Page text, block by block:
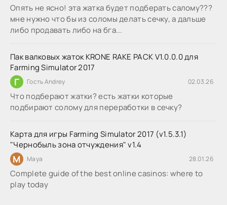
Опять не ясно! эта жатка будет подберать салому???
мне нужно что бы из соломы делать сечку, а дальше
либо продавать либо на бга...
Пак валковых жаток KRONE RAKE PACK V1.0.0.0 для
Farming Simulator 2017
Г Гость Andrey 02.03.26
Что подберают жатки? есть жатки которые
подбирают солому для переработки в сечку?
Карта для игры Farming Simulator 2017 (v1.5.3.1)
"Чернобыль зона отчуждения" v1.4
M Maya 28.01.26
Complete guide of the best online casinos: where to
play today